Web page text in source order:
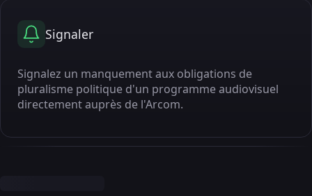
Signaler
Signalez un manquement aux obligations de
pluralisme politique d'un programme audiovisuel
directement auprès de l'Arcom.